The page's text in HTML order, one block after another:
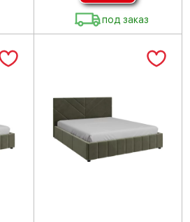
под заказ